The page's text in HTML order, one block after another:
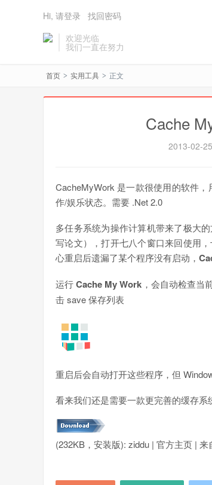
欢迎光临
我们一直在努力
Hi, 请登录 找回密码
首页 > 实用工具 > 正文
Cache
2013-02-25
CacheMyWork 是一款很使用的软件
作/娱乐状态。需要 .Net 2.0
多任务系统为操作计算机带来了极大
写论文），打开七八个窗口来回使用
心重启后遗漏了某个程序没有启动，
运行Cache My Work ，会自动检查当
击 save 保存列表
重启后会自动打开这些程序，但
看来我们还是需要一款更完善的缓存系
(232KB，安装版): ziddu | 官方主页 |